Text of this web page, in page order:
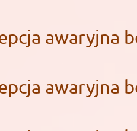
awaryjna
awaryjna